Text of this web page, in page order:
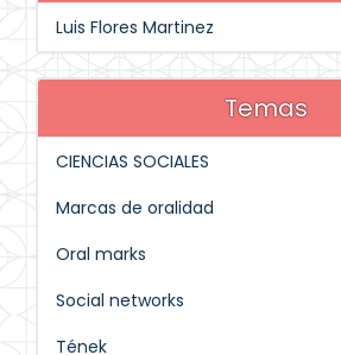
Luis Flores Martinez
Temas
CIENCIAS SOCIALES
Marcas de oralidad
Oral marks
Social networks
Tének